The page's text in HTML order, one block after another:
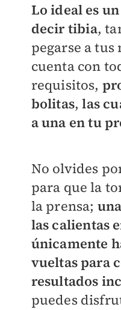
Lo ideal es
decir tibia,
pegarse a tus
cuenta con
requisitos,
bolitas, las
a una en tu
No olvides
para que la
la prensa;
las calientas
únicamente
vueltas para
resultados
puedes